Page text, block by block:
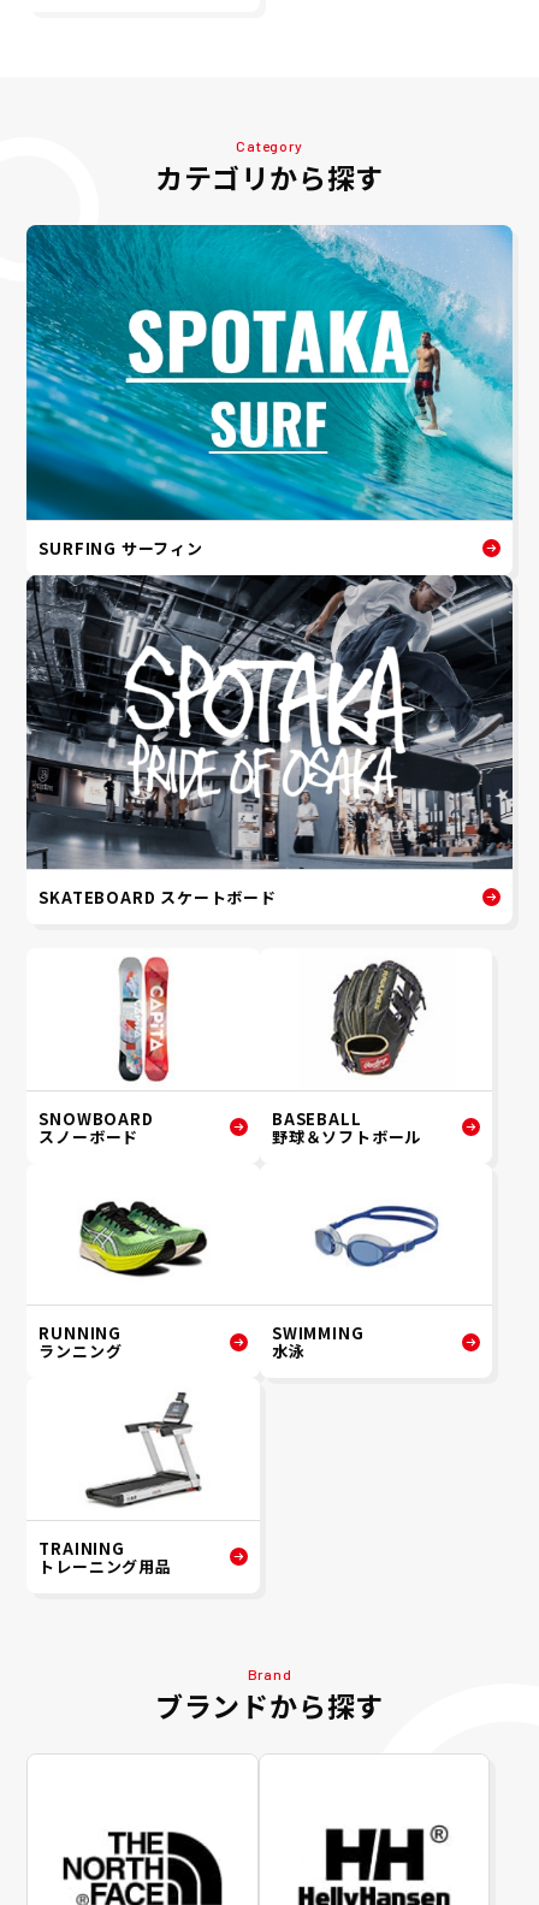
Category
カテゴリから探す
SURFING サーフィン
SKATEBOARD スケートボード
SNOWBOARD
スノーボード
BASEBALL
野球＆ソフトボール
RUNNING
ランニング
SWIMMING
水泳
TRAINING
トレーニング用品
Brand
ブランドから探す